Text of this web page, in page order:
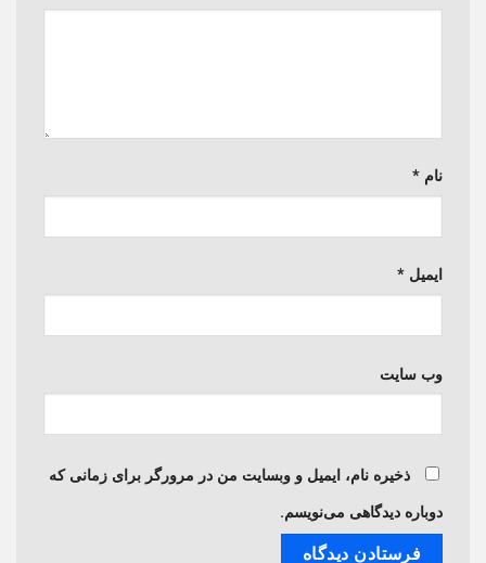
نام *
ایمیل *
وب‌ سایت
ذخیره نام، ایمیل و وبسایت من در مرورگر برای زمانی که
دوباره دیدگاهی می‌نویسم.